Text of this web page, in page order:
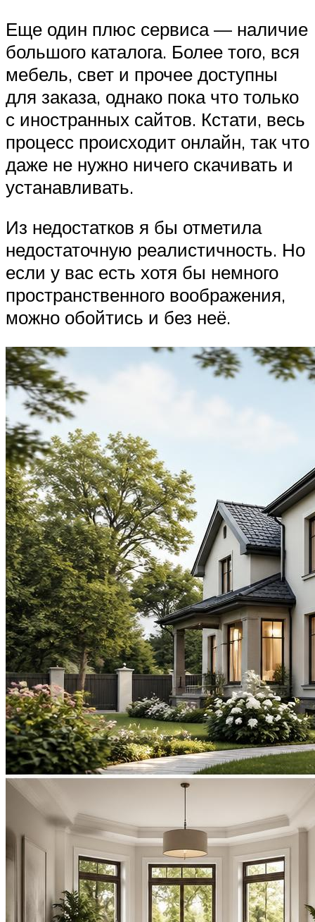
Еще один плюс сервиса — наличие
большого каталога. Более того, вся
мебель, свет и прочее доступны
для заказа, однако пока что только
с иностранных сайтов. Кстати, весь
процесс происходит онлайн, так что
даже не нужно ничего скачивать и
устанавливать.
Из недостатков я бы отметила
недостаточную реалистичность. Но
если у вас есть хотя бы немного
пространственного воображения,
можно обойтись и без неё.